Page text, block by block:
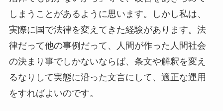
しまうことがあるように思います。しかし私は、
実際に国で法律を変えてきた経験があります。法
律だって他の事例だって、人間が作った人間社会
の決まり事でしかないならば、条文や解釈を変え
るなりして実態に沿った文言にして、適正な運用
をすればよいのです。